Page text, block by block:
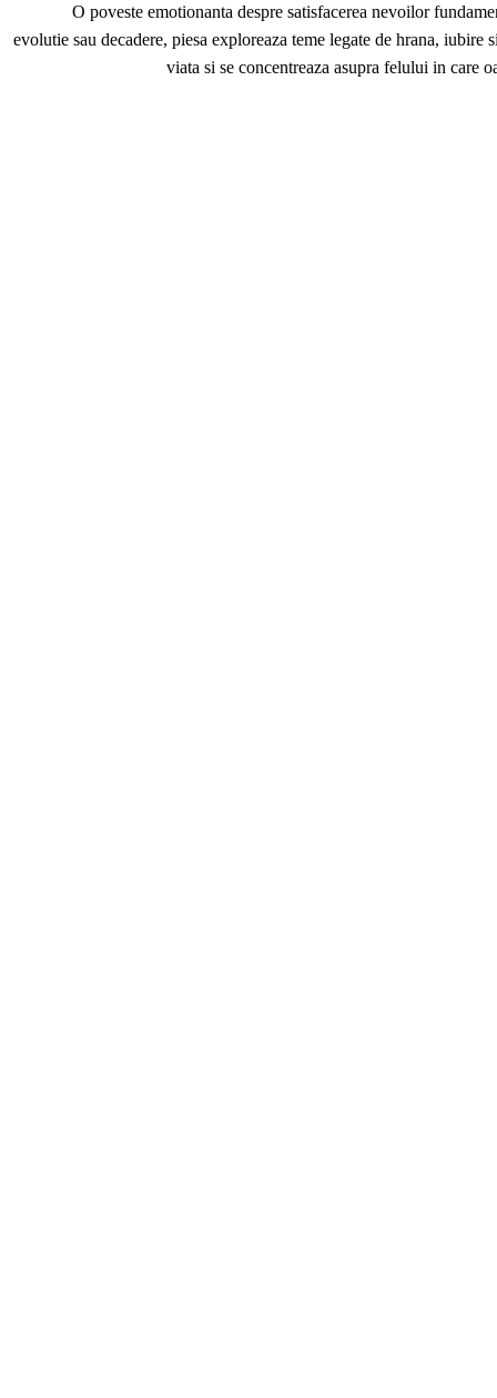
O poveste emotionanta despre satisfacerea nevoilor
evolutie sau decadere, piesa exploreaza teme legate de hrana,
viata si se concentreaza asupra felului in care